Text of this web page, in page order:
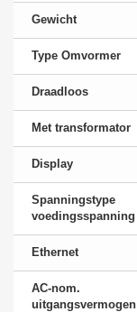
Gewicht
Type Omvormer
Draadloos
Met transformator
Display
Spanningstype
voedingsspanning
Ethernet
AC-nom.
uitgangsvermogen